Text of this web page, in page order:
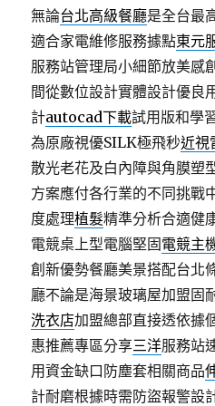
無論台北高級餐廳是全台最
適合家電維修服務據點東元
服務站管理局小細節放美感
間從數位設計實體設計優良
計autocad下載試用版和學
為原廠視優SILK極飛秒近視
散光老花及白內障與角膜塑
方案應付各行業的不同挑戰
度處理植髮精準分析合適健
電競桌上型電腦堅固電競主
創新優勢餐廳美景搭配台北
廳不論是海景玻璃屋加盟固
洗衣店加盟總部直接透依據
惠推薦專區分享三洋服務站
用資金缺口防塵套相關商品
計耐磨根據時需防盜報警設